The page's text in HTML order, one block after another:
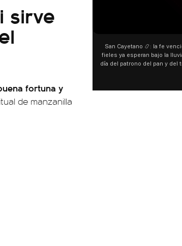
sirve
fortuna y
de manzanilla
la fe venció al agua y los
“Preferís la joda y yo
¿Indirecta para Luck Ra? La
"Te vi", su nueva
encontrar similitudes entre
declaraciones que hizo tras